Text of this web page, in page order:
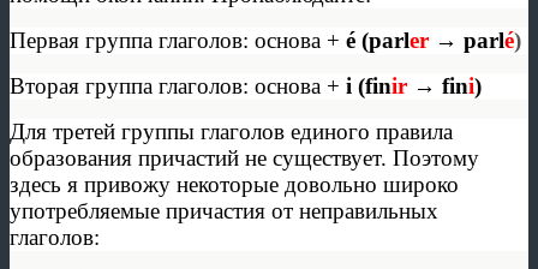
Первая группа глаголов: основа + é (parler → parlé)
Вторая группа глаголов: основа + i (finir → fini)
Для третей группы глаголов единого правила
образования причастий не существует. Поэтому
здесь я привожу некоторые довольно широко
употребляемые причастия от неправильных
глаголов: